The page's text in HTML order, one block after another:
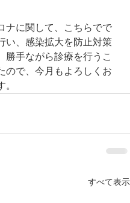
ナに関して、こちらでで
い、感染拡大を防止対策
勝手ながら診療を行うこ
ので、今月もよろしくお
。
すべて表示